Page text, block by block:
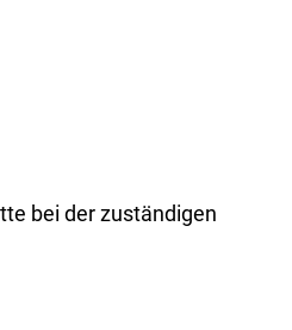
bei der zuständigen